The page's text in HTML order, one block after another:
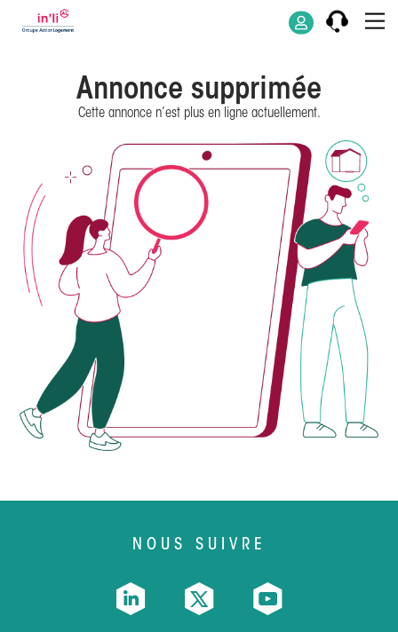
Annonce supprimée
Cette annonce n’est plus en ligne actuellement.
NOUS SUIVRE